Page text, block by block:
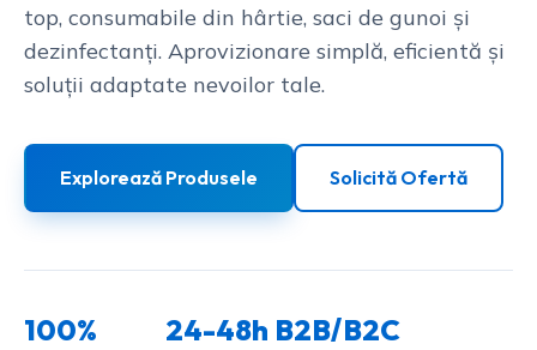
top, consumabile din hârtie, saci de gunoi și
dezinfectanți. Aprovizionare simplă, eficientă și
soluții adaptate nevoilor tale.
Explorează Produsele Solicită Ofertă
100% 24-48h B2B/B2C